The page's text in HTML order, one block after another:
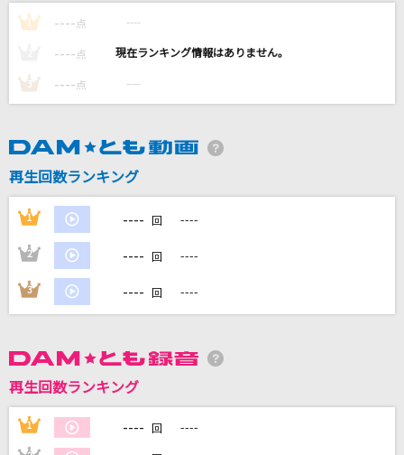
はなびら
back number
[生音]果てない空
ムック
カラオケ最新情報をチェック！
1 ---- 点 ----
---- 点 ----
3 ---- 点 ----
再生回数ランキング
1 ---- 回 ----
2 ---- 回 ----
3 ---- 回 ----
再生回数ランキング
1 ---- 回 ----